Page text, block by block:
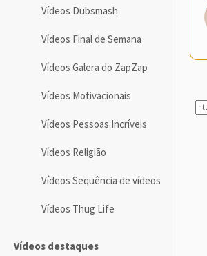
Vídeos Dubsmash
Vídeos Final de Semana
Vídeos Galera do ZapZap
Vídeos Motivacionais
Vídeos Pessoas Incríveis
Vídeos Religião
Vídeos Sequência de vídeos
Vídeos Thug Life
Vídeos destaques